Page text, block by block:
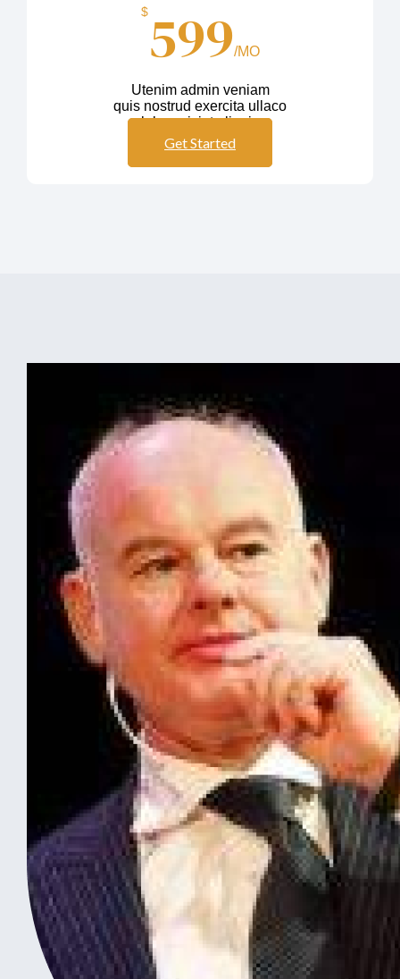
$599/MO
Utenim admin veniam
quis nostrud exercita ullaco
labos nisiut aliquip
Get Started